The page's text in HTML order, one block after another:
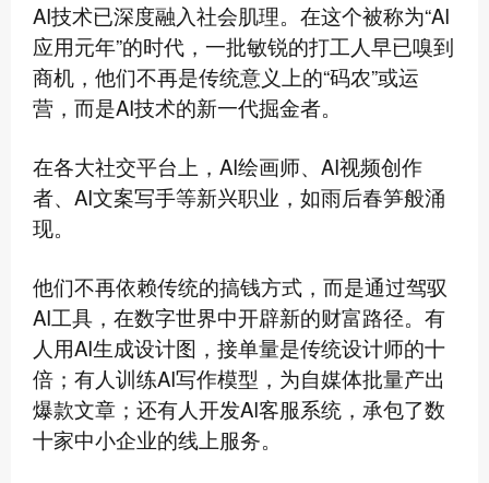
AI技术已深度融入社会肌理。在这个被称为“AI
应用元年”的时代，一批敏锐的打工人早已嗅到
商机，他们不再是传统意义上的“码农”或运
营，而是AI技术的新一代掘金者。
在各大社交平台上，AI绘画师、AI视频创作
者、AI文案写手等新兴职业，如雨后春笋般涌
现。
他们不再依赖传统的搞钱方式，而是通过驾驭
AI工具，在数字世界中开辟新的财富路径。有
人用AI生成设计图，接单量是传统设计师的十
倍；有人训练AI写作模型，为自媒体批量产出
爆款文章；还有人开发AI客服系统，承包了数
十家中小企业的线上服务。